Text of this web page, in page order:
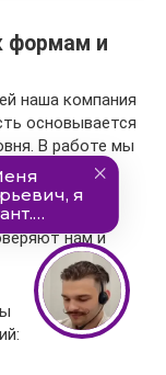
формам и
наша компания
основывается
В работе мы
в комплексе
и
нам и